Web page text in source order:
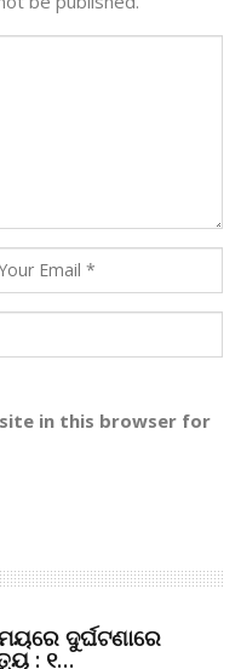
in this browser for
ଦୁର୍ଘଟଣାରେ
: ୧…